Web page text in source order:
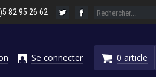
82 95 26 62
Se connecter 0 article